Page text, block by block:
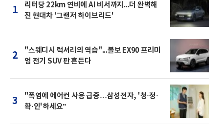
1
리터당 22km 연비에 AI 비서까지...더 완벽해
진 현대차 '그랜저 하이브리드'
2
"스웨디시 럭셔리의 역습"...볼보 EX90 프리미
엄 전기 SUV 판 흔든다
3
"폭염에 에어컨 사용 급증…삼성전자, '청·정·
확·인'하세요”